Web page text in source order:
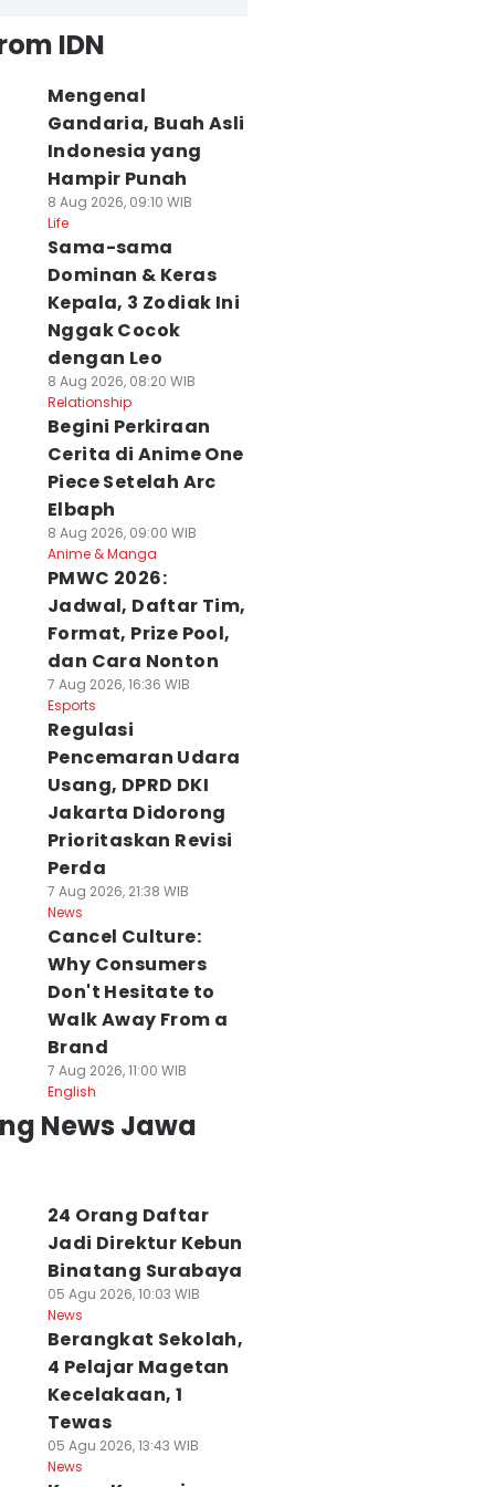
Tiang
di Gresik
Ada
Luka
Agu 2026, 18:42 WIB
Alasan Pakuwon
Pendekkan Pagar
Mal di Surabaya,
News
IDN
Mengenal
Gandaria, Buah Asli
Indonesia yang
Hampir Punah
8 Aug 2026, 09:10 WIB
Life
Sama-sama
Dominan & Keras
Kepala, 3 Zodiak Ini
Nggak Cocok
dengan Leo
8 Aug 2026, 08:20 WIB
Relationship
Begini Perkiraan
Cerita di Anime One
Piece Setelah Arc
Elbaph
8 Aug 2026, 09:00 WIB
Anime & Manga
PMWC 2026:
Jadwal, Daftar Tim,
Format, Prize Pool,
dan Cara Nonton
7 Aug 2026, 16:36 WIB
Esports
Regulasi
Pencemaran Udara
Usang, DPRD DKI
Jakarta Didorong
Prioritaskan Revisi
Perda
7 Aug 2026, 21:38 WIB
News
Cancel Culture:
Why Consumers
Don't Hesitate to
Walk Away From a
Brand
7 Aug 2026, 11:00 WIB
English
News Jawa
24 Orang Daftar
Jadi Direktur Kebun
Binatang Surabaya
05 Agu 2026, 10:03 WIB
News
Berangkat Sekolah,
4 Pelajar Magetan
Kecelakaan, 1
Tewas
05 Agu 2026, 13:43 WIB
News